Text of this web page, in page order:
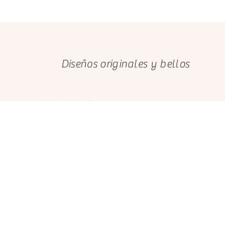
Diseños originales y bellos
Trabajo hecho con amor y